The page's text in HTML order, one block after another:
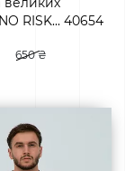
RISK... 40654
650 ₴